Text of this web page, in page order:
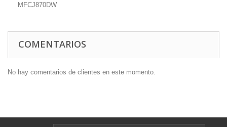
MFCJ870DW
COMENTARIOS
No hay comentarios de clientes en este momento.